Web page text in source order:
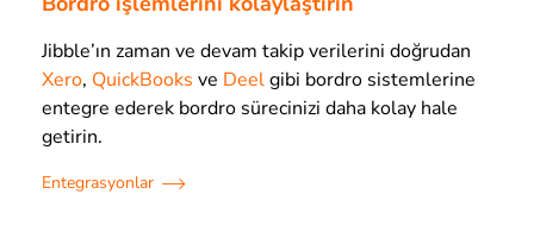
Jibble’ın zaman ve devam takip verilerini doğrudan
Xero, QuickBooks ve Deelgibi bordro sistemlerine
entegre ederek bordro sürecinizi daha kolay hale
getirin.
Entegrasyonlar